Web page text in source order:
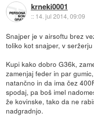
krneki0001
:: 14. jul 2014, 09:09
Snajper je v airsoftu brez
toliko kot snajper, v
Kupi kako dobro G36k,
zamenjaj feder in par
natančno in da ima čez
spodaj, pa boš imel
že kovinske, tako da ne
nadgradnjo.